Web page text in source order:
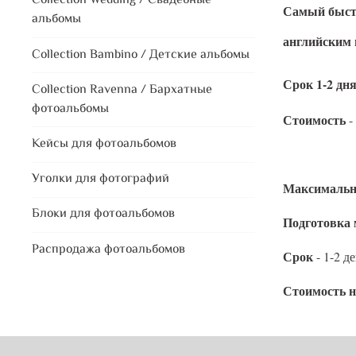
Самый
Срок 1-2 дня
Стоимость-
Подготовка
Срок- 1-2
Стоимость
альбомы
Collection Bambino / Детские альбомы
Collection Ravenna / Бархатные
фотоальбомы
Кейсы для фотоальбомов
Уголки для фотографий
Блоки для фотоальбомов
Распродажа фотоальбомов